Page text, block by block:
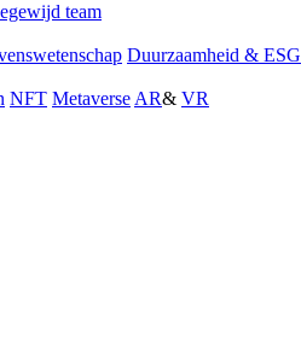
team
Duurzaamheid & ESG
NFT Metaverse AR& VR